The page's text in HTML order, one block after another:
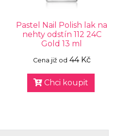
Pastel Nail Polish lak na
nehty odstín 112 24C
Gold 13 ml
Cena již od 44 Kč
Chci koupit